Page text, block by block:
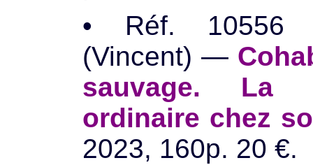
• Réf. 10556
(Vincent) —
sauvage. La
ordinaire chez
2023, 160p. 20 €.